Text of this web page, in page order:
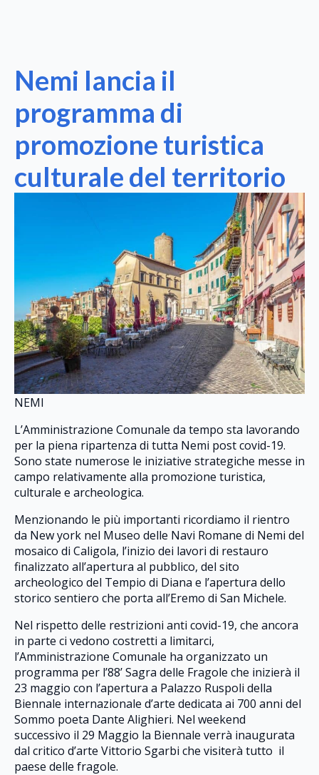
Nemi lancia il
programma di
promozione turistica
culturale del territorio
NEMI
L’Amministrazione Comunale da tempo sta lavorando
per la piena ripartenza di tutta Nemi post covid-19.
Sono state numerose le iniziative strategiche messe in
campo relativamente alla promozione turistica,
culturale e archeologica.
Menzionando le più importanti ricordiamo il rientro
da New york nel Museo delle Navi Romane di Nemi del
mosaico di Caligola, l’inizio dei lavori di restauro
finalizzato all’apertura al pubblico, del sito
archeologico del Tempio di Diana e l’apertura dello
storico sentiero che porta all’Eremo di San Michele.
Nel rispetto delle restrizioni anti covid-19, che ancora
in parte ci vedono costretti a limitarci,
l’Amministrazione Comunale ha organizzato un
programma per l’88’ Sagra delle Fragole che inizierà il
23 maggio con l’apertura a Palazzo Ruspoli della
Biennale internazionale d’arte dedicata ai 700 anni del
Sommo poeta Dante Alighieri. Nel weekend
successivo il 29 Maggio la Biennale verrà inaugurata
dal critico d’arte Vittorio Sgarbi che visiterà tutto il
paese delle fragole.